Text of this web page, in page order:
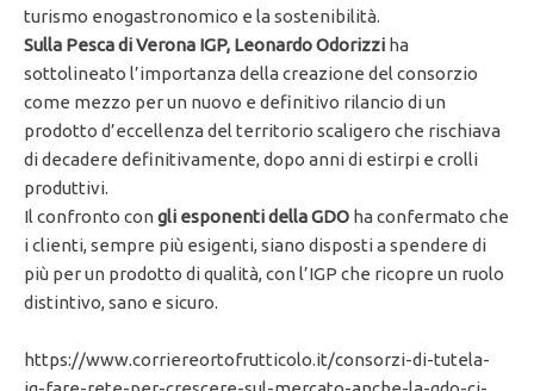
turismo enogastronomico e la sostenibilità.
Sulla Pesca di Verona IGP, Leonardo Odorizzi ha
sottolineato l’importanza della creazione del consorzio
come mezzo per un nuovo e definitivo rilancio di un
prodotto d’eccellenza del territorio scaligero che rischiava
di decadere definitivamente, dopo anni di estirpi e crolli
produttivi.
Il confronto congli esponenti della GDO ha confermato che
i clienti, sempre più esigenti, siano disposti a spendere di
più per un prodotto di qualità, con l’IGP che ricopre un ruolo
distintivo, sano e sicuro.
https://www.corriereortofrutticolo.it/consorzi-di-tutela-